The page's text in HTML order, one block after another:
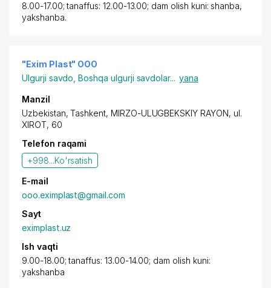
8.00-17.00; tanaffus: 12.00-13.00; dam olish kuni: shanba,
yakshanba.
"Exim Plast" OOO
Ulgurji savdo ,Boshqa ulgurji savdolar... yana
Manzil
Uzbekistan,Tashkent, MIRZO-ULUGBEKSKIY RAYON, ul.
XIROT, 60
Telefon raqami
+998...Ko'rsatish
E-mail
ooo.eximplast@gmail.com
Sayt
eximplast.uz
Ish vaqti
9.00-18.00; tanaffus: 13.00-14.00; dam olish kuni:
yakshanba